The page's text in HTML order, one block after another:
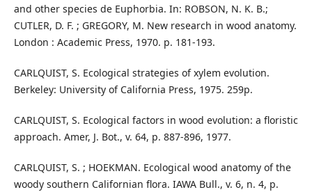
and other species de Euphorbia. In: ROBSON, N. K. B.;
CUTLER, D. F. ; GREGORY, M. New research in wood anatomy.
London : Academic Press, 1970. p. 181-193.
CARLQUIST, S. Ecological strategies of xylem evolution.
Berkeley: University of California Press, 1975. 259p.
CARLQUIST, S. Ecological factors in wood evolution: a floristic
approach. Amer, J. Bot., v. 64, p. 887-896, 1977.
CARLQUIST, S. ; HOEKMAN. Ecological wood anatomy of the
woody southern Californian flora. IAWA Bull., v. 6, n. 4, p.